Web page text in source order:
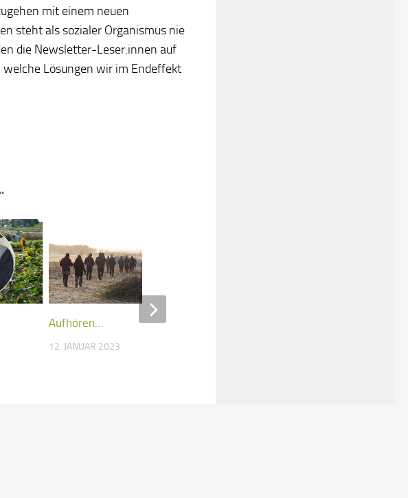
mit einem neuen
steht als sozialer Organismus nie
die Newsletter-Leser:innen auf
Lösungen wir im Endeffekt
Aufhören…
12. JANUAR 2023